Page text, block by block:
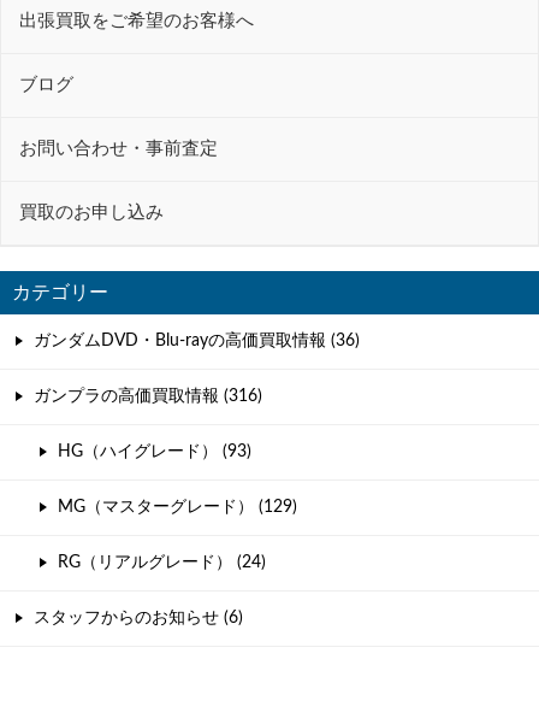
ョ
出張買取をご希望のお客様へ
ブログ
お問い合わせ・事前査定
買取のお申し込み
カテゴリー
ガンダムDVD・Blu-rayの高価買取情報 (36)
ガンプラの高価買取情報 (316)
HG（ハイグレード） (93)
MG（マスターグレード） (129)
RG（リアルグレード） (24)
スタッフからのお知らせ (6)